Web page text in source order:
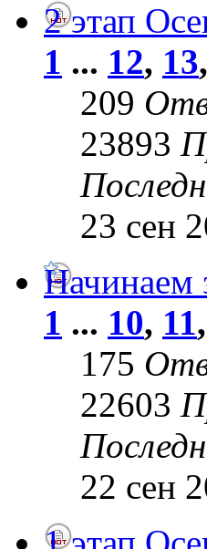
2 этап
1 ... 12, 13,
209
23893
23 сен
Начинаем
1 ... 10, 11,
175
22603
22 сен